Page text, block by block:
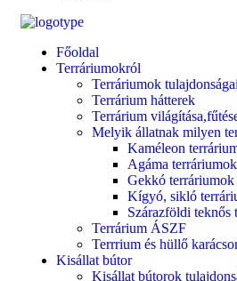
Főoldal
Terráriumokról
Terráriumok tulajdonságai
Terrárium hátterek
Terrárium
Melyik állatnak milyen
Kaméleon
Agáma
Gekkó terráriumok
Kígyó, sikló
Szárazföldi teknős
Terrárium ÁSZF
Terrrium és hüllő
Kisállat bútor
Kisállat bútorok